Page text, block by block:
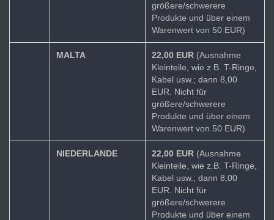
größere/schwerere
Produkte und über einem
Warenwert von 50 EUR)
MALTA 22,00 EUR (Ausnahme
Kleinteile, wie z.B. T-Ringe,
Kabel usw.; dann 8,00
EUR. Nicht für
größere/schwerere
Produkte und über einem
Warenwert von 50 EUR)
NIEDERLANDE 22,00 EUR (Ausnahme
Kleinteile, wie z.B. T-Ringe,
Kabel usw.; dann 8,00
EUR. Nicht für
größere/schwerere
Produkte und über einem